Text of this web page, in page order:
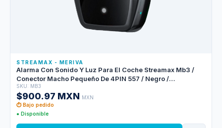
STREAMAX - MERIVA
Alarma Con Sonido Y Luz Para El Coche Streamax Mb3 /
Conector Macho Pequeño De 4PIN 557 / Negro /
Compatible Con M1n2.0-gw4 Y Mx3npro
SKU: MB3
$900.97 MXN MXN
⏱ Bajo pedido
● Disponible